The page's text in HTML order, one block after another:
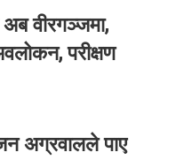
वीरगञ्जमा,
परीक्षण
अग्रवालले पाए